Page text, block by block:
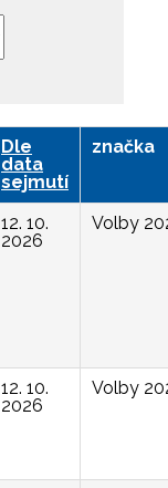
Dle
data
sejmutí
značka
12. 10.
2026
Volby
12. 10.
2026
Volby